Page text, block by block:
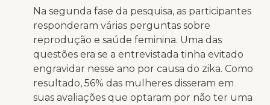
Na segunda fase da pesquisa, as participantes
responderam várias perguntas sobre
reprodução e saúde feminina. Uma das
questões era se a entrevistada tinha evitado
engravidar nesse ano por causa do zika. Como
resultado, 56% das mulheres disseram em
suas avaliações que optaram por não ter uma